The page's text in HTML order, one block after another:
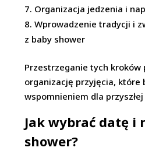
Organizacja jedzenia i
Wprowadzenie tradycji i
z baby shower
Przestrzeganie tych kroków
organizację przyjęcia, które
wspomnieniem dla
Jak wybrać datę i
shower?